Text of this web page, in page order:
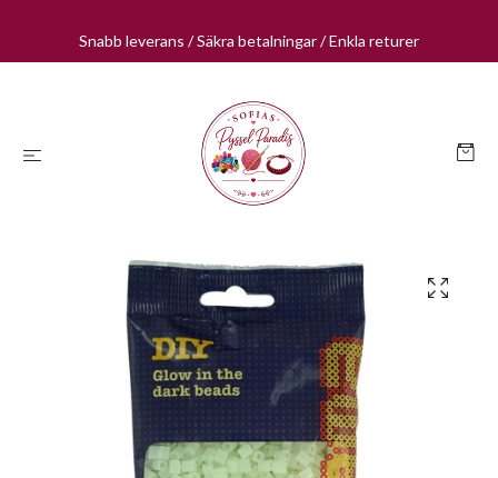
Snabb leverans / Säkra betalningar / Enkla returer